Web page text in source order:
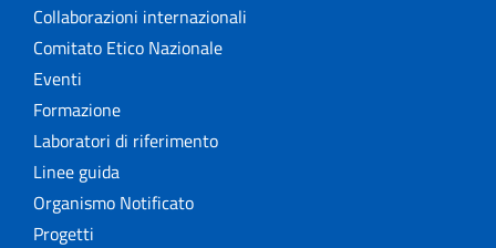
Collaborazioni internazionali
Comitato Etico Nazionale
Eventi
Formazione
Laboratori di riferimento
Linee guida
Organismo Notificato
Progetti